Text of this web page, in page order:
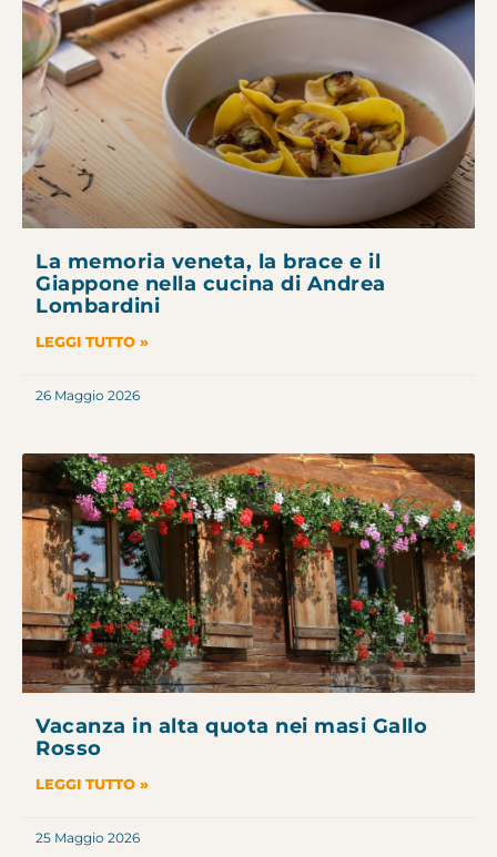
La memoria veneta, la brace e il
Giappone nella cucina di Andrea
Lombardini
LEGGI TUTTO »
26 Maggio 2026
Vacanza in alta quota nei masi Gallo
Rosso
LEGGI TUTTO »
25 Maggio 2026